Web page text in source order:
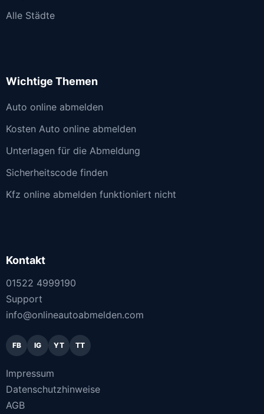
Alle Städte
Wichtige Themen
Auto online abmelden
Kosten Auto online abmelden
Unterlagen für die Abmeldung
Sicherheitscode finden
Kfz online abmelden funktioniert nicht
Kontakt
01522 4999190
Support
info@onlineautoabmelden.com
FB IG YT TT
Impressum
Datenschutzhinweise
AGB